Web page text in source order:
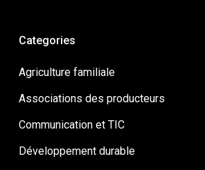
Categories
Agriculture familiale
Associations des producteurs
Communication et TIC
Développement durable